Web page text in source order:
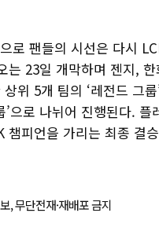
로 팬들의 시선은 다시
는 23일 개막하며 젠지,
위 5개 팀의 ‘레전드 그
’으로 나뉘어 진행된다. 플
챔피언을 가리는 최종 결
무단전재·재배포 금지